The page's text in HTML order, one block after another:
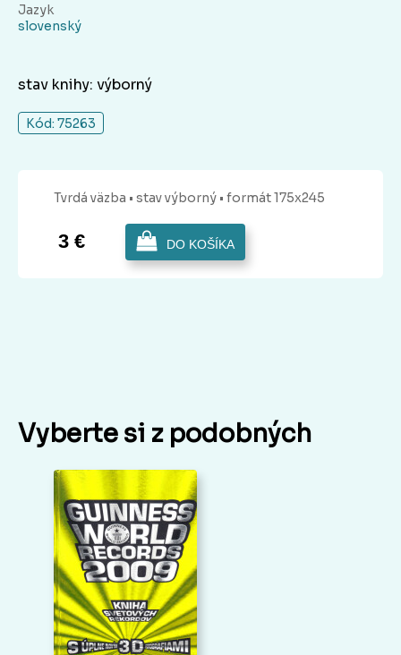
Jazyk
slovenský
stav knihy: výborný
Kód: 75263
Tvrdá väzba • stav výborný • formát 175x245
3 € DO KOŠÍKA
Vyberte si z podobných